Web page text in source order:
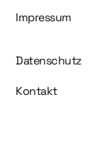
Impressum
Datenschutz
Kontakt